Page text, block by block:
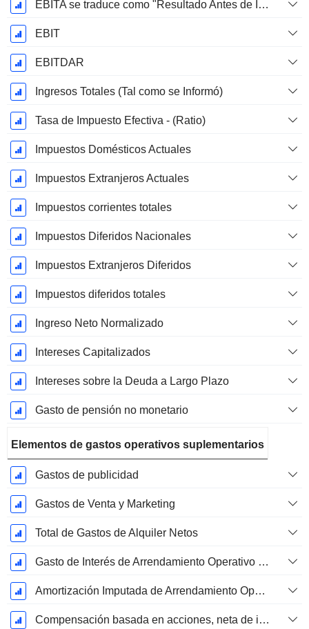
EBITA se traduce como "Resultado Antes de Intereses, Impuestos y Amortizaciones" en español.
EBIT
EBITDAR
Ingresos Totales (Tal como se Informó)
Tasa de Impuesto Efectiva - (Ratio)
Impuestos Domésticos Actuales
Impuestos Extranjeros Actuales
Impuestos corrientes totales
Impuestos Diferidos Nacionales
Impuestos Extranjeros Diferidos
Impuestos diferidos totales
Ingreso Neto Normalizado
Intereses Capitalizados
Intereses sobre la Deuda a Largo Plazo
Gasto de pensión no monetario
Elementos de gastos operativos suplementarios
Gastos de publicidad
Gastos de Venta y Marketing
Total de Gastos de Alquiler Netos
Gasto de Interés de Arrendamiento Operativo Imputado
Amortización Imputada de Arrendamiento Operativo
Compensación basada en acciones, neta de impuestos (Total)